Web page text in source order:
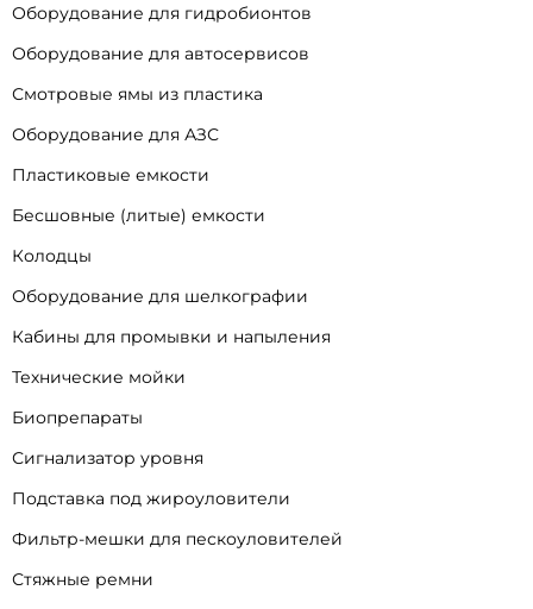
Оборудование для гидробионтов
Оборудование для автосервисов
Смотровые ямы из пластика
Оборудование для АЗС
Пластиковые емкости
Бесшовные (литые) емкости
Колодцы
Оборудование для шелкографии
Кабины для промывки и напыления
Технические мойки
Биопрепараты
Сигнализатор уровня
Подставка под жироуловители
Фильтр-мешки для пескоуловителей
Стяжные ремни